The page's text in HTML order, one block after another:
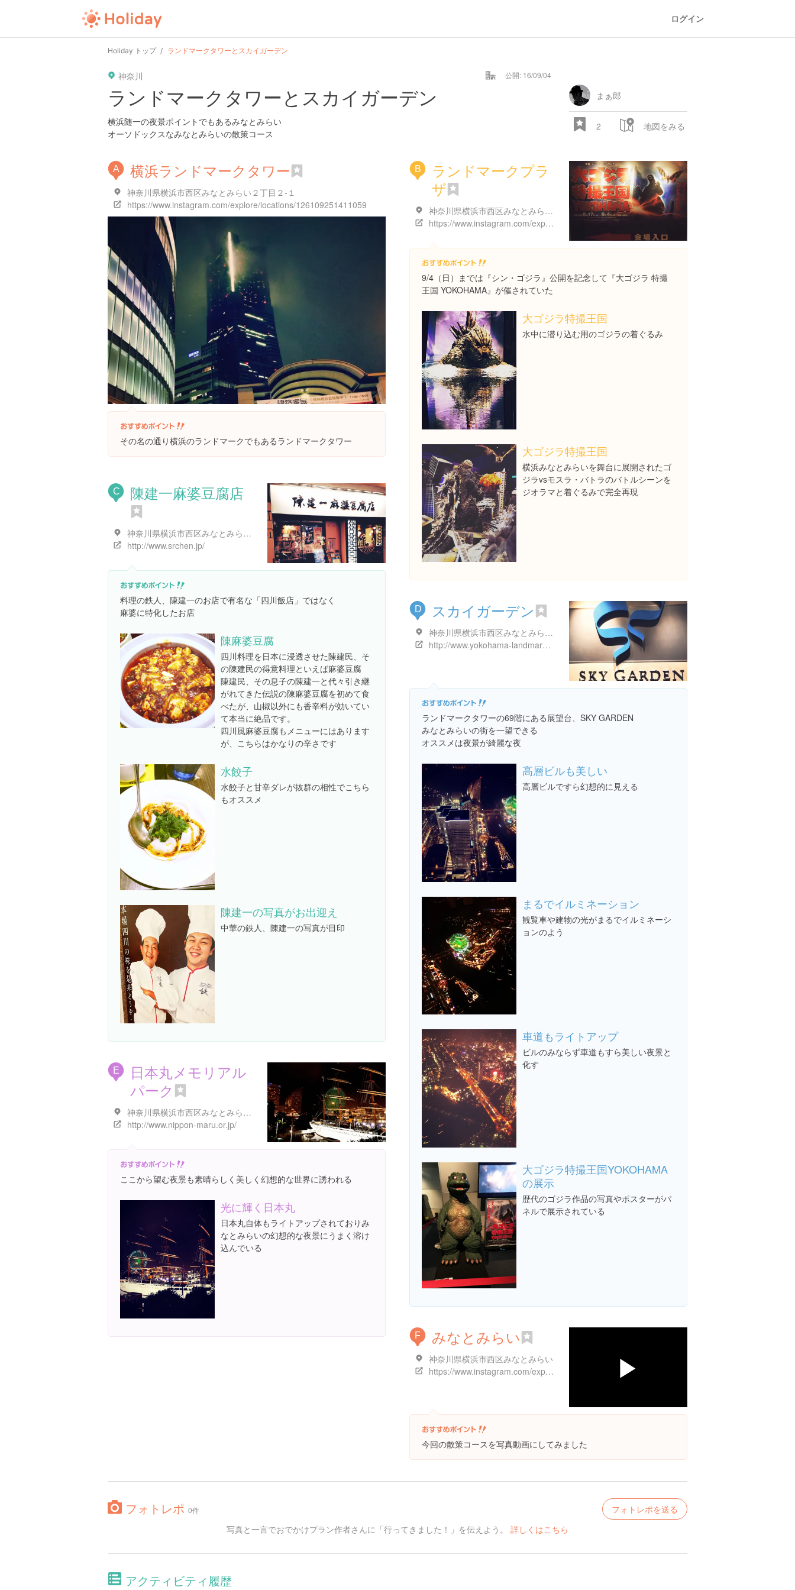
ログイン
Holiday トップ ランドマークタワーとスカイガーデン
神奈川 公開: 16/09/04
ランドマークタワーとスカイガーデン
横浜随一の夜景ポイントでもあるみなとみらい
オーソドックスなみなとみらいの散策コース
まぁ郎
2 地図をみる
A 横浜ランドマークタワー
神奈川県横浜市西区みなとみらい２丁目２-１
https://www.instagram.com/explore/locations/126109251411059
その名の通り横浜のランドマークでもあるランドマークタワー
B
ランドマークプラ
ザ
神奈川県横浜市西区みなとみらい２丁目２-１
https://www.instagram.com/explore/locations/126109251411059
9/4（日）までは『シン・ゴジラ』公開を記念して『大ゴジラ 特撮
王国 YOKOHAMA』が催されていた
大ゴジラ特撮王国
水中に潜り込む用のゴジラの着ぐるみ
大ゴジラ特撮王国
横浜みなとみらいを舞台に展開されたゴ
ジラvsモスラ・バトラのバトルシーンを
ジオラマと着ぐるみで完全再現
C 陳建一麻婆豆腐店
神奈川県横浜市西区みなとみらい２丁目２-１ １Ｆ
http://www.srchen.jp/
料理の鉄人、陳建一のお店で有名な「四川飯店」ではなく
麻婆に特化したお店
陳麻婆豆腐
四川料理を日本に浸透させた陳建民、そ
の陳建民の得意料理といえば麻婆豆腐
陳建民、その息子の陳建一と代々引き継
がれてきた伝説の陳麻婆豆腐を初めて食
べたが、山椒以外にも香辛料が効いてい
て本当に絶品です。
四川風麻婆豆腐もメニューにはあります
が、こちらはかなりの辛さです
水餃子
水餃子と甘辛ダレが抜群の相性でこちら
もオススメ
陳建一の写真がお出迎え
中華の鉄人、陳建一の写真が目印
D スカイガーデン
神奈川県横浜市西区みなとみらい２丁目２-１ 横浜ランドマークタワー 69F
http://www.yokohama-landmark.jp/skygarden/
ランドマークタワーの69階にある展望台、SKY GARDEN
みなとみらいの街を一望できる
オススメは夜景が綺麗な夜
高層ビルも美しい
高層ビルですら幻想的に見える
まるでイルミネーション
観覧車や建物の光がまるでイルミネーシ
ョンのよう
車道もライトアップ
ビルのみならず車道もすら美しい夜景と
化す
大ゴジラ特撮王国YOKOHAMA
の展示
歴代のゴジラ作品の写真やポスターがパ
ネルで展示されている
E
日本丸メモリアル
パーク
神奈川県横浜市西区みなとみらい２丁目１-１
http://www.nippon-maru.or.jp/
ここから望む夜景も素晴らしく美しく幻想的な世界に誘われる
光に輝く日本丸
日本丸自体もライトアップされておりみ
なとみらいの幻想的な夜景にうまく溶け
込んでいる
F みなとみらい
神奈川県横浜市西区みなとみらい
https://www.instagram.com/explore/locations/236815148
▶
今回の散策コースを写真動画にしてみました
フォトレポ 0件
フォトレポを送る
写真と一言でおでかけプラン作者さんに「行ってきました！」を伝えよう。 詳しくはこちら
アクティビティ履歴